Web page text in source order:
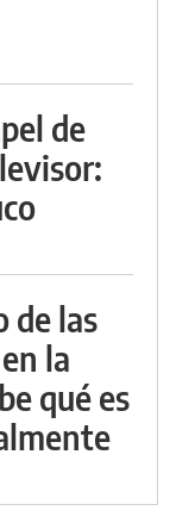
de
de las
la
qué es